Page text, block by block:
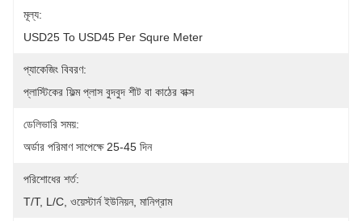
মূল্য:
USD25 To USD45 Per Squre Meter
প্যাকেজিং বিবরণ:
প্লাস্টিকের ফিল্ম প্লাস বুদবুদ শীট বা কাঠের বাক্স
ডেলিভারি সময়:
অর্ডার পরিমাণ সাপেক্ষে 25-45 দিন
পরিশোধের শর্ত:
T/T, L/C, ওয়েস্টার্ন ইউনিয়ন, মানিগ্রাম